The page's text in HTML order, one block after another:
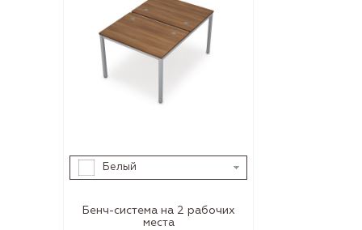
Белый
Бенч-система на 2 рабочих
места